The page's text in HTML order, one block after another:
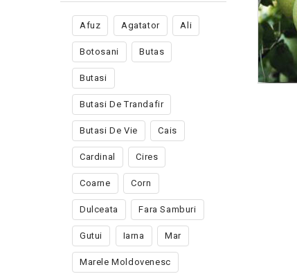
Afuz Agatator Ali
Botosani Butas
Butasi
Butasi De Trandafir
Butasi De Vie Cais
Cardinal Cires
Coarne Corn
Dulceata Fara Samburi
Gutui Iarna Mar
Marele Moldovenesc